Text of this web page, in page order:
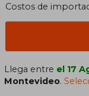
Costos de
Llega entre el 17
Montevideo.